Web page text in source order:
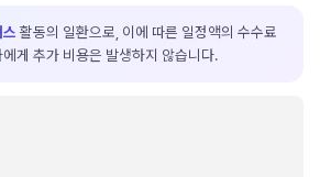
활동의 일환으로, 이에 따른 일정액의 수수료
게 추가 비용은 발생하지 않습니다.